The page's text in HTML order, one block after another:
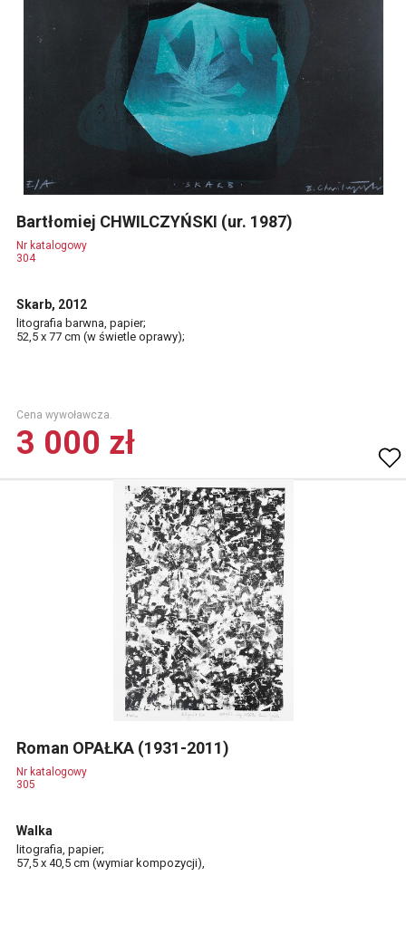
Bartłomiej CHWILCZYŃSKI (ur. 1987)
Nr katalogowy
304
Skarb, 2012
litografia barwna, papier;
52,5 x 77 cm (w świetle oprawy);
Cena wywoławcza.
3 000 zł
Roman OPAŁKA (1931-2011)
Nr katalogowy
305
Walka
litografia, papier;
57,5 x 40,5 cm (wymiar kompozycji),